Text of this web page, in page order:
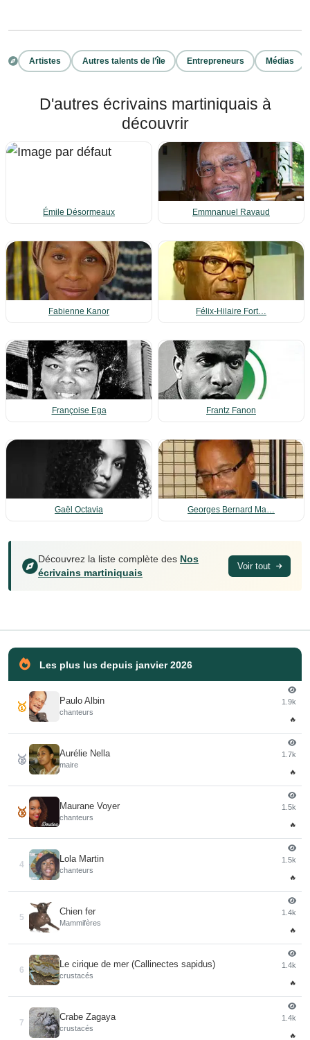
Artistes Autres talents de l’île Entrepreneurs Médias
D'autres écrivains martiniquais à
découvrir
Émile Désormeaux Emmnanuel Ravaud
Fabienne Kanor Félix-Hilaire Fort…
Françoise Ega Frantz Fanon
Gaël Octavia Georges Bernard Ma…
Découvrez la liste complète des Nos
écrivains martiniquais
Voir tout
Les plus lus depuis janvier 2026
🥇 Paulo Albin
chanteurs
1.9k
🔥
🥈 Aurélie Nella
maire
1.7k
🔥
🥉 Maurane Voyer
chanteurs
1.5k
🔥
4
Lola Martin
chanteurs
1.5k
🔥
5
Chien fer
Mammifères
1.4k
🔥
6
Le cirique de mer (Callinectes sapidus)
crustacés
1.4k
🔥
7
Crabe Zagaya
crustacés
1.4k
🔥